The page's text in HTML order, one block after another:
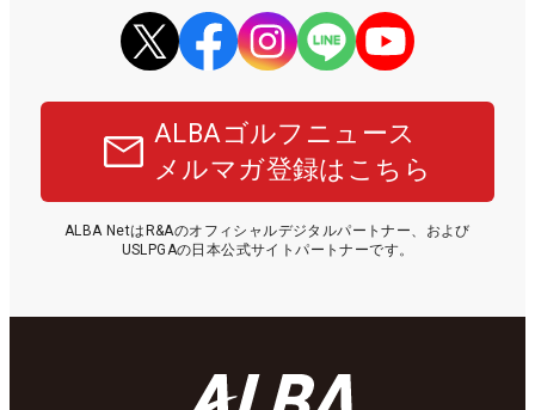
ALBAゴルフニュース
メルマガ登録はこちら
ALBA NetはR&Aのオフィシャルデジタルパートナー、および
USLPGAの日本公式サイトパートナーです。